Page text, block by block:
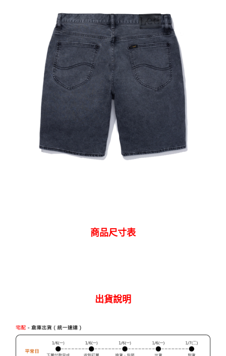
商品尺寸表
出貨說明